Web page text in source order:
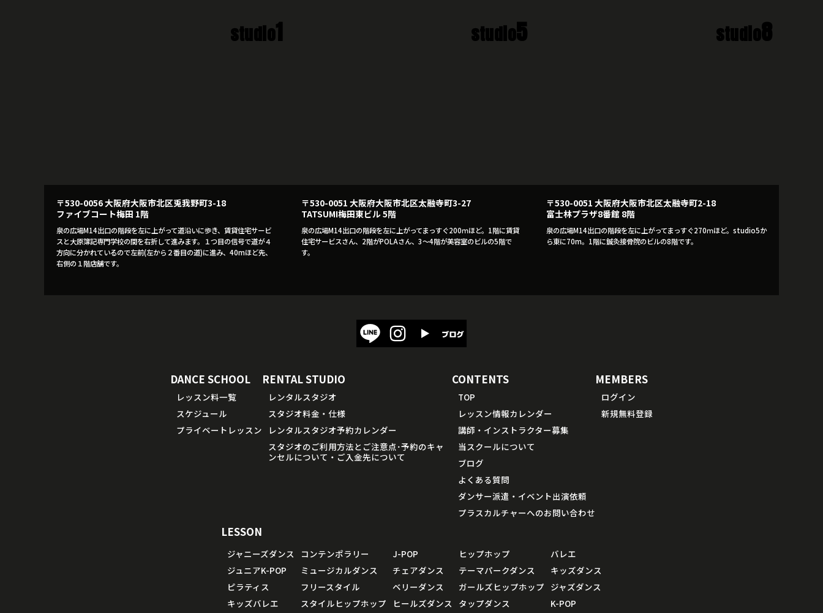
studio1
〒530-0056 大阪府大阪市北区兎我野町3-18
ファイブコート梅田 1階
泉の広場M14出口の階段を左に上がって道沿いに歩き、賃貸住宅サービ
スと大原簿記専門学校の間を右折して進みます。１つ目の信号で道が４
方向に分かれているので左前(左から２番目の道)に進み、40mほど先、
右側の１階店舗です。
studio5
〒530-0051 大阪府大阪市北区太融寺町3-27
TATSUMI梅田東ビル 5階
泉の広場M14出口の階段を左に上がってまっすぐ200ｍほど。1階に賃貸
住宅サービスさん、2階がPOLAさん、3～4階が美容室のビルの5階で
す。
studio8
〒530-0051 大阪府大阪市北区太融寺町2-18
富士林プラザ8番館 8階
泉の広場M14出口の階段を左に上がってまっすぐ270ｍほど。studio5か
ら東に70m。1階に鍼灸接骨院のビルの8階です。
DANCE SCHOOL
レッスン料一覧
スケジュール
プライベートレッスン
RENTAL STUDIO
レンタルスタジオ
スタジオ料金・仕様
レンタルスタジオ予約カレンダー
スタジオのご利用方法とご注意点･予約のキャ
ンセルについて・ご入金先について
CONTENTS
TOP
レッスン情報カレンダー
講師・インストラクター募集
当スクールについて
ブログ
よくある質問
ダンサー派遣・イベント出演依頼
プラスカルチャーへのお問い合わせ
MEMBERS
ログイン
新規無料登録
LESSON
ジャニーズダンス
ジュニアK-POP
ピラティス
キッズバレエ
コンテンポラリー
ミュージカルダンス
フリースタイル
スタイルヒップホップ
J-POP
チェアダンス
ベリーダンス
ヒールズダンス
ヒップホップ
テーマパークダンス
ガールズヒップホップ
タップダンス
バレエ
キッズダンス
ジャズダンス
K-POP